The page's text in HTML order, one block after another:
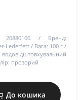
20880100
Бренд:
Lederfett
Вага: 100 г
водовідштовхувальний
прозорий
До кошика